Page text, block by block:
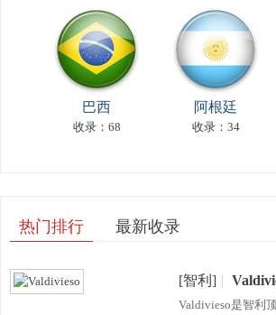
巴西
收录：68
阿根廷
收录：34
热门排行 最新收录
[智利] |
Valdivieso是智利